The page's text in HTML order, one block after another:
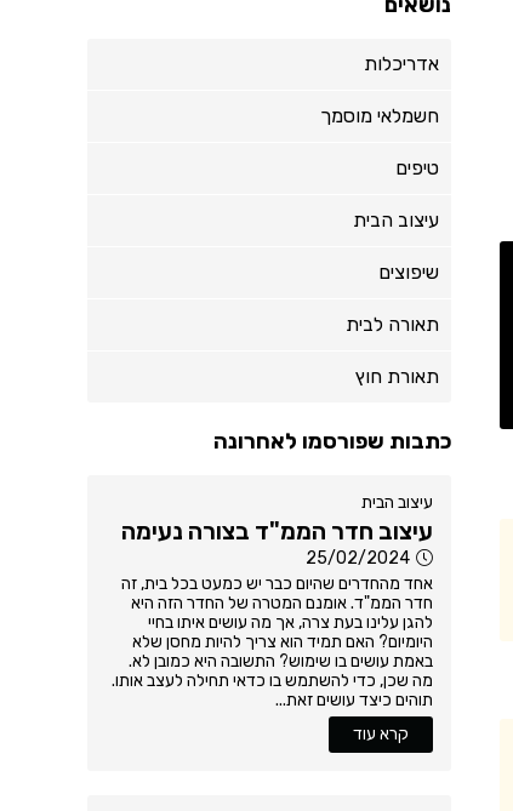
אדריכלות
חשמלאי מוסמך
טיפים
עיצוב הבית
שיפוצים
תאורה לבית
תאורת חוץ
כתבות שפורסמו לאחרונה
עיצוב הבית
עיצוב חדר הממ"ד בצורה נעימה
25/02/2024
אחד מהחדרים שהיום כבר יש כמעט בכל בית, זה
חדר הממ"ד. אומנם המטרה של החדר הזה היא
להגן עלינו בעת צרה, אך מה עושים איתו בחיי
היומיום? האם תמיד הוא צריך להיות מחסן שלא
באמת עושים בו שימוש? התשובה היא כמובן לא.
מה שכן, כדי להשתמש בו כדאי תחילה לעצב אותו.
תוהים כיצד עושים זאת...
קרא עוד